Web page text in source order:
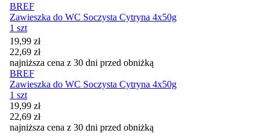
BREF
Zawieszka do WC Soczysta Cytryna 4x50g
1 szt
Cena promocyjna
19,99 zł
22,69 zł
najniższa cena z 30 dni przed obniżką
BREF
Zawieszka do WC Soczysta Cytryna 4x50g
1 szt
Cena promocyjna
19,99 zł
22,69 zł
najniższa cena z 30 dni przed obniżką